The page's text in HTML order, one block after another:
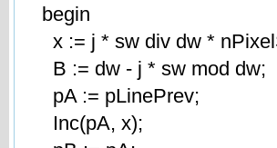
begin
x := j * sw div dw *
B := dw - j * sw mod dw;
pA := pLinePrev;
Inc(pA, x);